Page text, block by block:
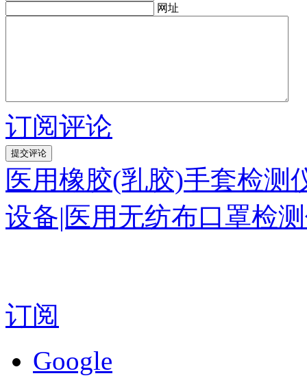
网址
订阅评论
医用橡胶(乳胶)手套检测
设备|医用无纺布口罩检
订阅
Google